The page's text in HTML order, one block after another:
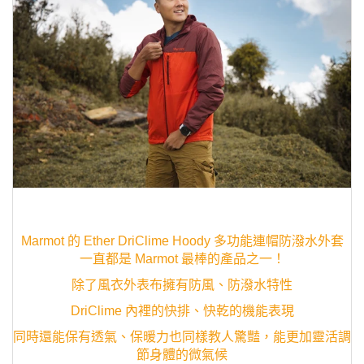
Marmot 的 Ether DriClime Hoody 多功能連帽防潑水外套
一直都是 Marmot 最棒的產品之一！
除了風衣外表布擁有防風、防潑水特性
DriClime 內裡的快排、快乾的機能表現
同時還能保有透氣、保暖力也同樣教人驚豔，能更加靈活調
節身體的微氣候